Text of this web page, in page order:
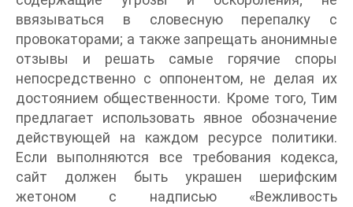
ввязываться в словесную перепалку с
провокаторами; а также запрещать анонимные
отзывы и решать самые горячие споры
непосредственно с оппонентом, не делая их
достоянием общественности. Кроме того, Тим
предлагает использовать явное обозначение
действующей на каждом ресурсе политики.
Если выполняются все требования кодекса,
сайт должен быть украшен шерифским
жетоном с надписью «Вежливость